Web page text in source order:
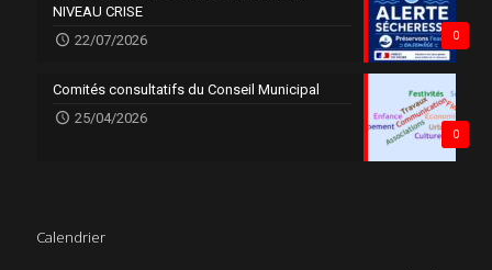
0
NIVEAU CRISE
22/07/2026
0
Comités consultatifs du Conseil Municipal
25/04/2026
Calendrier